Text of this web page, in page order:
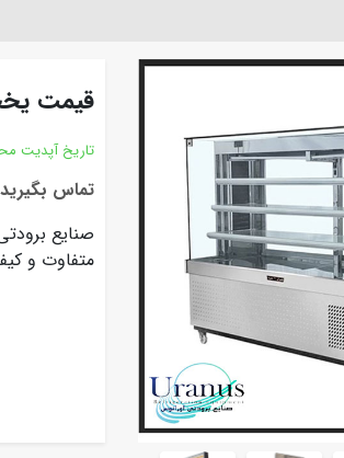
قیمت
تاریخ آپدیت
تماس بگیرید
صنایع
متفاوت و